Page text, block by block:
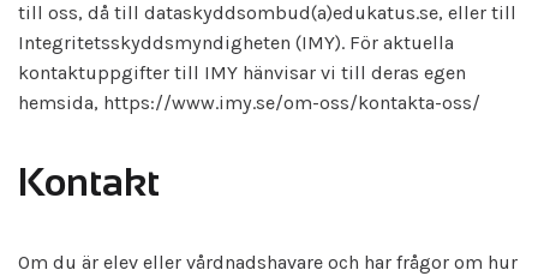
till oss, då till dataskyddsombud(a)edukatus.se, eller till
Integritetsskyddsmyndigheten (IMY). För aktuella
kontaktuppgifter till IMY hänvisar vi till deras egen
hemsida, https://www.imy.se/om-oss/kontakta-oss/
Kontakt
Om du är elev eller vårdnadshavare och har frågor om hur